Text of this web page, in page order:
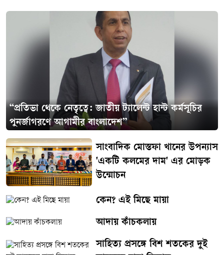
“প্রতিভা থেকে নেতৃত্বে: জাতীয় ট্যালেন্ট হান্ট কর্মসূচির
পুনর্জাগরণে আগামীর বাংলাদেশ”
সাংবাদিক মোস্তফা খানের উপন্যাস
'একটি কলমের দাম' এর মোড়ক
উন্মোচন
কেন? এই মিছে মায়া
আদায় কাঁচকলায়
সাহিত্য প্রসঙ্গে বিশ শতকের দুই